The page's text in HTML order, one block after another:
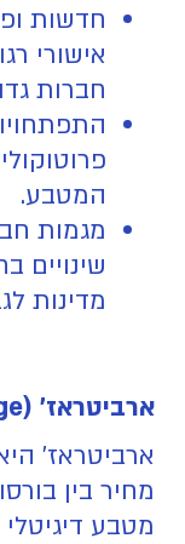
חדשות
אישורי
חברות
המטבע.
מגמות
שינויים
מדינות
ארביטראז' (Arbitrage)
ארביטראז'
מחיר בין
מטבע